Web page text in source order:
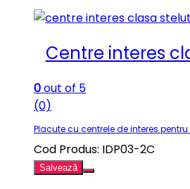
Centre interes
0out of 5
(0)
Placute cu centrele de interes
Cod Produs: IDP03-2C
Salvează